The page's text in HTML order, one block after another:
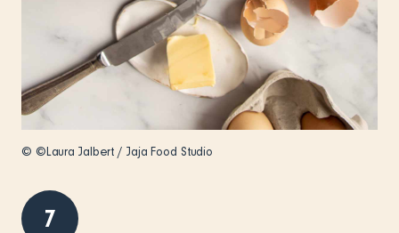
© ©Laura Jalbert / Jaja Food Studio
7